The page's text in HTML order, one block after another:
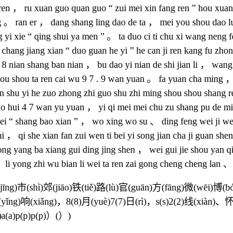
， ru xuan guo quan guo “ zui mei xin fang ren ” hou
ran er ， dang shang ling dao de ta ， mei you shou
xie “ qing shui ya men ” 。 ta duo ci ti chu xi wang
jiang xian “ duo guan he yi ” he can ji ren kang fu
nian shang ban nian ， bu dao yi nian de shi jian li ，
shou ta ren cai wu 9 7 . 9 wan yuan 。 fa yuan cha ming
yi he zuo zhong zhi guo shu zhi ming shou shou
hui 4 7 wan yu yuan ， yi qi mei mei chu zu shang pu de
“ shang bao xian ” ， wo xing wo su 、 ding feng wei ji
， qi she xian fan zui wen ti bei yi song jian cha ji guan
yang ba xiang gui ding jing shen ， wei gui jie shou
yong zhi wu bian li wei ta ren zai gong cheng cheng lan
市(shì)郊(jiāo)铁(tiě)路(lù)官(guān)方(fāng)微(wēi)博
响(xiǎng)，8(8)月(yuè)7(7)日(rì)，s(s)2(2)线(xiàn)
）(）)